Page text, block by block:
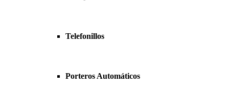
Telefonillos
Porteros Automáticos